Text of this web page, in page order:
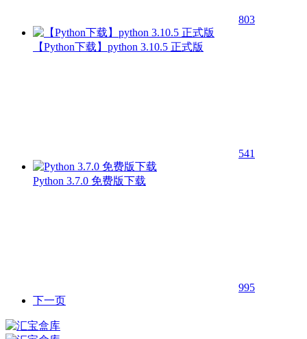
803
【Python下载】python 3.10.5 正式版
541
Python 3.7.0 免费版下载
995
下一页